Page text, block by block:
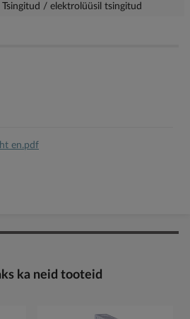
Tsingitud / elektrolüüsil tsingitud
en.pdf
ka neid tooteid